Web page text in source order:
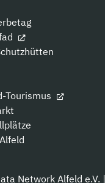
Tourismus
Network Alfeld e.V. |